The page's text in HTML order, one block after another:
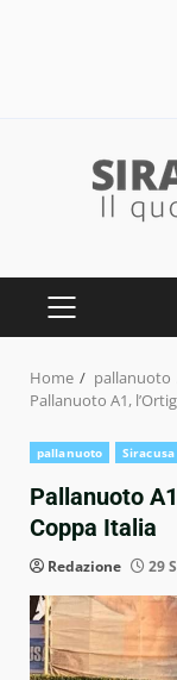
PRIMARY
Home
pallanuoto
Pallanuoto A1,
pallanuoto Siracusa
Pallanuoto
Coppa Italia
Redazione 29